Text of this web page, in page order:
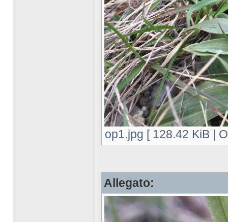
op1.jpg [ 128.42 KiB |
Allegato: